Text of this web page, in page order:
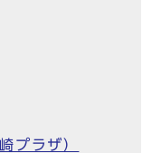
プラザ）